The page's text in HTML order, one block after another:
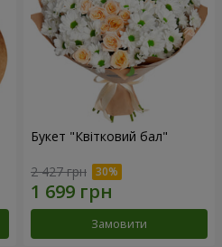
Букет "Квітковий бал"
2 427 грн
Замовити